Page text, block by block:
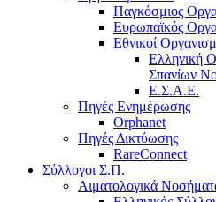
Παγκόσμιος
Ευρωπαϊκός
Εθνικοί
Ελληνική
Σπανίων
Ε.Σ.Α.Ε.
Πηγές Ενημέρωσης
Orphanet
Πηγές Δικτύωσης
RareConnect
Σύλλογοι Σ.Π.
Αιματολογικά